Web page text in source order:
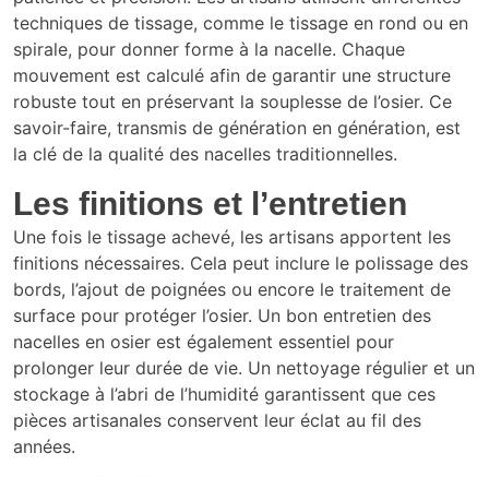
techniques de tissage, comme le tissage en rond ou en
spirale, pour donner forme à la nacelle. Chaque
mouvement est calculé afin de garantir une structure
robuste tout en préservant la souplesse de l’osier. Ce
savoir-faire, transmis de génération en génération, est
la clé de la qualité des nacelles traditionnelles.
Les finitions et l’entretien
Une fois le tissage achevé, les artisans apportent les
finitions nécessaires. Cela peut inclure le polissage des
bords, l’ajout de poignées ou encore le traitement de
surface pour protéger l’osier. Un bon entretien des
nacelles en osier est également essentiel pour
prolonger leur durée de vie. Un nettoyage régulier et un
stockage à l’abri de l’humidité garantissent que ces
pièces artisanales conservent leur éclat au fil des
années.